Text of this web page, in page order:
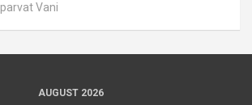
parvat Vani
AUGUST 2026